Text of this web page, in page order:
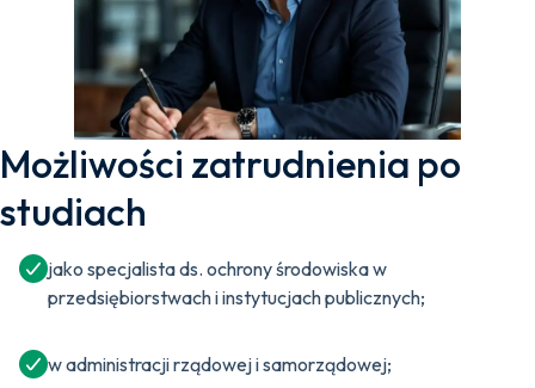
Możliwości zatrudnienia po
studiach
jako specjalista ds. ochrony środowiska w
przedsiębiorstwach i instytucjach publicznych;
w administracji rządowej i samorządowej;